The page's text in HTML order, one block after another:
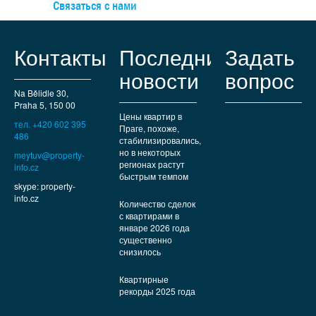
системой самоочистки, автоматическая система полива
готического колодца. Территория огорожена
каменной стеной, в центре двора – декоративная
из металла, въездные ворота – автоматические
керамический бассейн с противотоком расположен
сараем.
Связаться с нами
Контакты
Na Bělidle 30,
Praha 5, 150 00
тел. +420 602 395
486
meytuv@property-
info.cz
skype: property-
info.cz
Последние
новости
Цены квартир в
Праге, похоже,
стабилизировались,
но в некоторых
регионах растут
быстрым темпом
Количество сделок
с квартирами в
январе 2026 года
существенно
снизилось
Квартирные
рекорды 2025 года
Задать
вопрос